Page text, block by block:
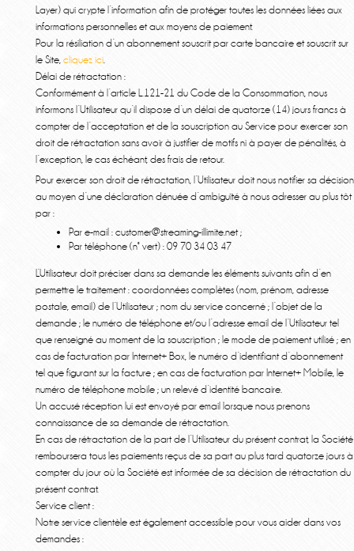
Layer) qui crypte l’information afin de protéger toutes les données liées aux
informations personnelles et aux moyens de paiement.
Pour la résiliation d’un abonnement souscrit par carte bancaire et souscrit sur
le Site, cliquez ici.
Délai de rétractation :
Conformément à l’article L.121-21 du Code de la Consommation, nous
informons l’Utilisateur qu’il dispose d’un délai de quatorze (14) jours francs à
compter de l’acceptation et de la souscription au Service pour exercer son
droit de rétractation sans avoir à justifier de motifs ni à payer de pénalités, à
l’exception, le cas échéant, des frais de retour.
Pour exercer son droit de rétractation, l’Utilisateur doit nous notifier sa décision
au moyen d’une déclaration dénuée d’ambiguïté à nous adresser au plus tôt
par :
Par e-mail : customer@streaming-illimite.net ;
Par téléphone (n° vert) : 09 70 34 03 47
L’Utilisateur doit préciser dans sa demande les éléments suivants afin d’en
permettre le traitement : coordonnées complètes (nom, prénom, adresse
postale, email) de l’Utilisateur ; nom du service concerné ; l’objet de la
demande ; le numéro de téléphone et/ou l’adresse email de l’Utilisateur tel
que renseigné au moment de la souscription ; le mode de paiement utilisé ; en
cas de facturation par Internet+ Box, le numéro d’identifiant d’abonnement
tel que figurant sur la facture ; en cas de facturation par Internet+ Mobile, le
numéro de téléphone mobile ; un relevé d’identité bancaire.
Un accusé réception lui est envoyé par email lorsque nous prenons
connaissance de sa demande de rétractation.
En cas de rétractation de la part de l’Utilisateur du présent contrat, la Société
remboursera tous les paiements reçus de sa part au plus tard quatorze jours à
compter du jour où la Société est informée de sa décision de rétractation du
présent contrat.
Service client :
Notre service clientèle est également accessible pour vous aider dans vos
demandes :